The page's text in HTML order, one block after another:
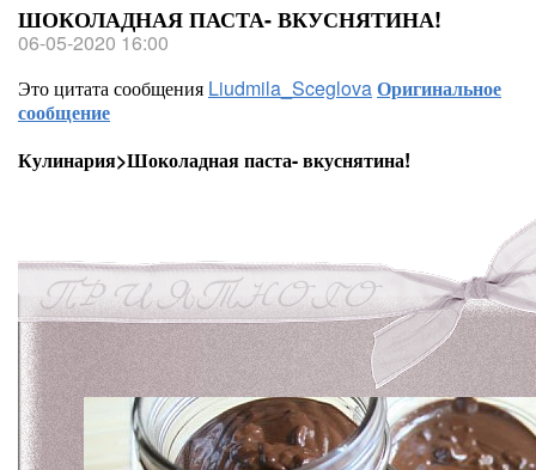
ШОКОЛАДНАЯ ПАСТА- ВКУСНЯТИНА!
06-05-2020 16:00
Это цитата сообщения Liudmila_SceglovaОригинальное
сообщение
Кулинария>Шоколадная паста- вкуснятина!